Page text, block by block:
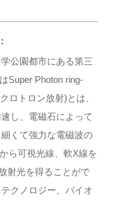
公園都市にある第三
Super Photon ring-
ロトロン放射)とは、
し、電磁石によって
くて強力な電磁波の
ら可視光線、軟X線を
射光を得ることがで
クノロジー、バイオ